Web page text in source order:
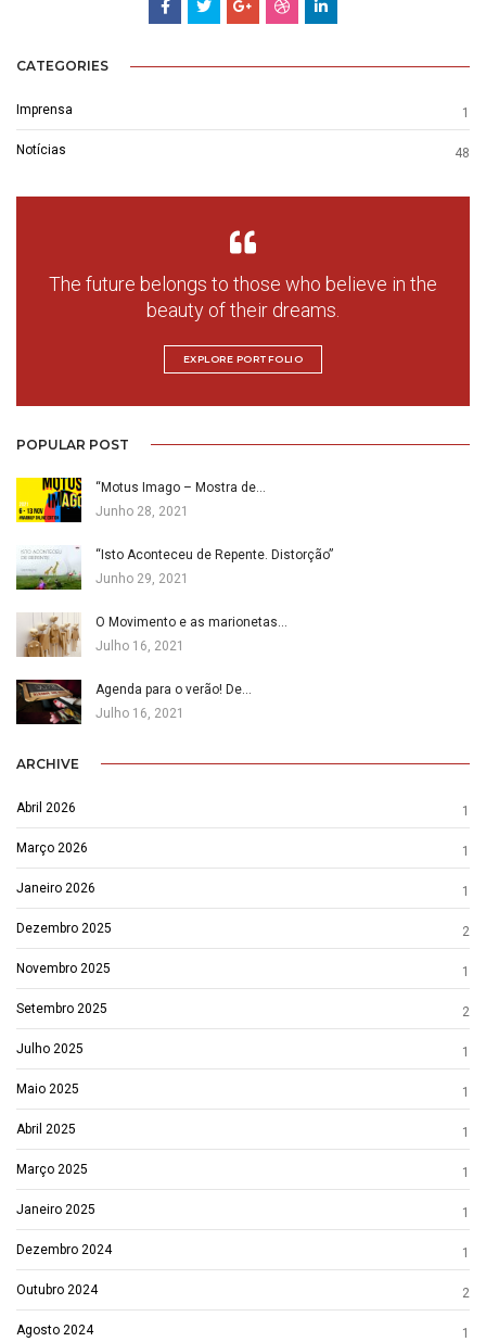
CATEGORIES
Imprensa 1
Notícias 48
The future belongs to those who believe in the
beauty of their dreams.
EXPLORE PORTFOLIO
POPULAR POST
“Motus Imago – Mostra de…
Junho 28, 2021
“Isto Aconteceu de Repente. Distorção”
Junho 29, 2021
O Movimento e as marionetas…
Julho 16, 2021
Agenda para o verão! De…
Julho 16, 2021
ARCHIVE
Abril 2026 1
Março 2026 1
Janeiro 2026 1
Dezembro 2025 2
Novembro 2025 1
Setembro 2025 2
Julho 2025 1
Maio 2025 1
Abril 2025 1
Março 2025 1
Janeiro 2025 1
Dezembro 2024 1
Outubro 2024 2
Agosto 2024 1